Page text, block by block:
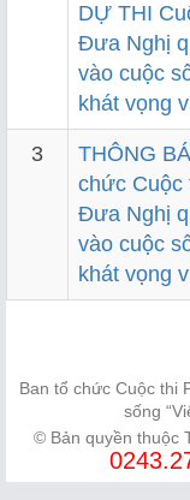
DỰ THI
Đưa Nghị
vào cuộc
khát vọng
3
THÔNG
chức Cuộc
Đưa Nghị
vào cuộc
khát vọng
Ban tổ chức Cuộc thi
sống
© Bản quyền thuộc